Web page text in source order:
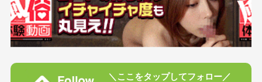
＼ここをタップしてフォロー／